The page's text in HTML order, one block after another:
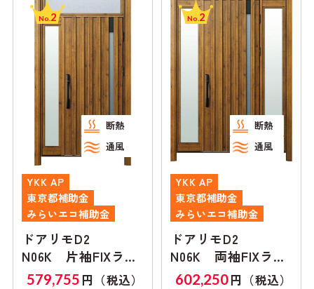
No. 2
断熱
通風
YKK AP
東京都補助金
みらいエコ補助金
ドアリモD2
N06K 片袖FIXラン
マ付き
579,755 円（税込）
No. 2
断熱
通風
YKK AP
東京都補助金
みらいエコ補助金
ドアリモD2
N06K 両袖FIXラン
マ無し
602,250円（税込）